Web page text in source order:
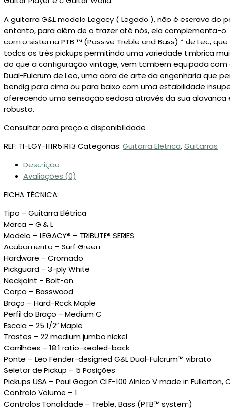
A guitarra G&L modelo Legacy ( Legado ), não é escrava do
entanto, para além de o trazer até nós, ela complementa-
com o sistema PTB ™ (Passive Treble and Bass) * de Leo,
todos os três pickups permitindo uma variedade timbrica
do que a configuração vintage, vem também equipada com
Dual-Fulcrum de Leo, uma obra de arte da engenharia que
bendig para cima ou para baixo com uma estabilidade
oferecendo uma sensação sedosa através da sua alavanca
robusto.
Consultar para preço e disponibilidade.
REF: TI-LGY-111R51R13 Categorias: Guitarra Elétrica,Guitarras
Descrição
Avaliações (0)
FICHA TÉCNICA:
Tipo – Guitarra Elétrica
Marca – G & L
Modelo – LEGACY® – TRIBUTE® SERIES
Acabamento – Surf Green
Hardware – Cromado
Pickguard – 3-ply White
Neckjoint – Bolt-on
Corpo – Basswood
Braço – Hard-Rock Maple
Perfil do Braço – Medium C
Escala – 25 1/2″ Maple
Trastes – 22 medium jumbo nickel
Carrilhões – 18:1 ratio-sealed-back
Ponte – Leo Fender-designed G&L Dual-Fulcrum™ vibrato
Seletor de Pickup – 5 Posições
Pickups USA – Paul Gagon CLF-100 Alnico V made in Fullerton,
Controlo Volume – 1
Controlos Tonalidade – Treble, Bass (PTB™ system)